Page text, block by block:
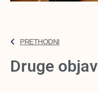
PRETHODNI
Druge